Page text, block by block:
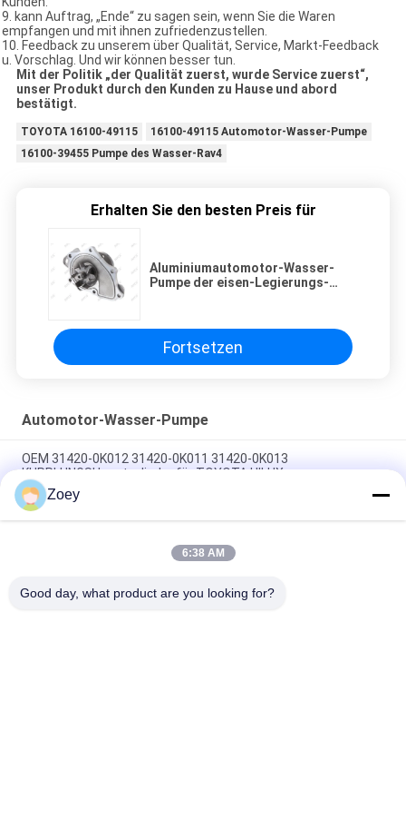
9. kann Auftrag, „Ende“ zu sagen sein, wenn Sie die Waren
empfangen und mit ihnen zufriedenzustellen.
10. Feedback zu unserem über Qualität, Service, Markt-Feedback
u. Vorschlag. Und wir können besser tun.
Mit der Politik „der Qualität zuerst, wurde Service zuerst“,
unser Produkt durch den Kunden zu Hause und abord
bestätigt.
TOYOTA 16100-49115
16100-49115 Automotor-Wasser-Pumpe
16100-39455 Pumpe des Wasser-Rav4
Erhalten Sie den besten Preis für
Aluminiumautomotor-Wasser-
Pumpe der eisen-Legierungs-
Fortsetzen
Automotor-Wasser-Pumpe
OEM 31420-0K012 31420-0K011 31420-0K013
KUPPLUNGSHauptzylinder für TOYOTA HILUX
OEM PQH500060 LR013506 Gürtelzieher für den Land Rover
Discovery 276DT 306DT
OEM 12204-20040 12204-20020 12204-31030 VENTIL,
Zoey
6:38 AM
Good day, what product are you looking for?